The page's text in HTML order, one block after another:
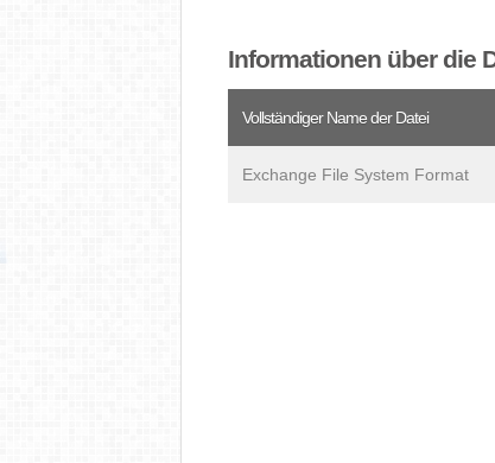
Informationen über die
Vollständiger Name der Datei
Exchange File System Format